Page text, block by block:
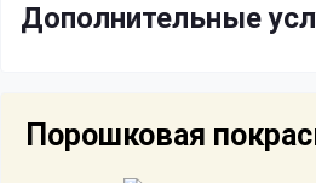
Дополнительные
Порошковая